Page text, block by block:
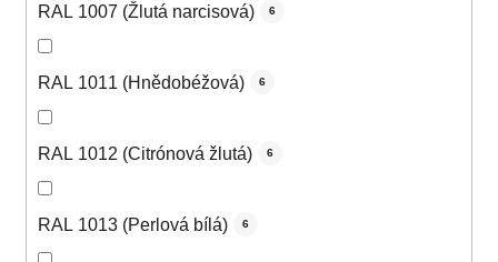
RAL 1007 (Žlutá narcisová) 6
RAL 1011 (Hnědobéžová) 6
RAL 1012 (Citrónová žlutá) 6
RAL 1013 (Perlová bílá) 6